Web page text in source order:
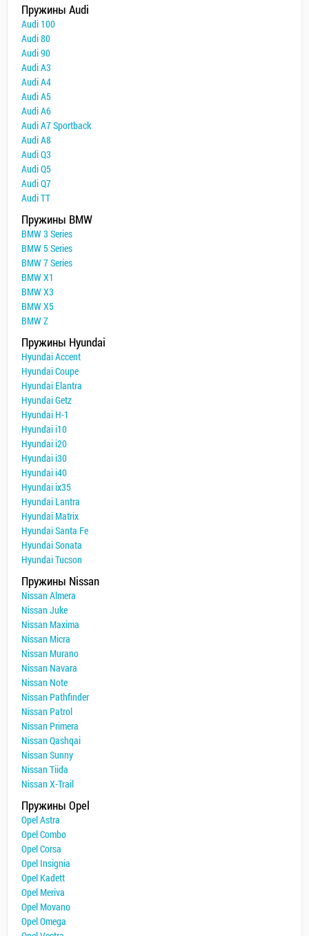
Пружины Audi
Audi 100
Audi 80
Audi 90
Audi A3
Audi A4
Audi A5
Audi A6
Audi A7 Sportback
Audi A8
Audi Q3
Audi Q5
Audi Q7
Audi TT
Пружины BMW
BMW 3 Series
BMW 5 Series
BMW 7 Series
BMW X1
BMW X3
BMW X5
BMW Z
Пружины Hyundai
Hyundai Accent
Hyundai Coupe
Hyundai Elantra
Hyundai Getz
Hyundai H-1
Hyundai i10
Hyundai i20
Hyundai i30
Hyundai i40
Hyundai ix35
Hyundai Lantra
Hyundai Matrix
Hyundai Santa Fe
Hyundai Sonata
Hyundai Tucson
Пружины Nissan
Nissan Almera
Nissan Juke
Nissan Maxima
Nissan Micra
Nissan Murano
Nissan Navara
Nissan Note
Nissan Pathfinder
Nissan Patrol
Nissan Primera
Nissan Qashqai
Nissan Sunny
Nissan Tiida
Nissan X-Trail
Пружины Opel
Opel Astra
Opel Combo
Opel Corsa
Opel Insignia
Opel Kadett
Opel Meriva
Opel Movano
Opel Omega